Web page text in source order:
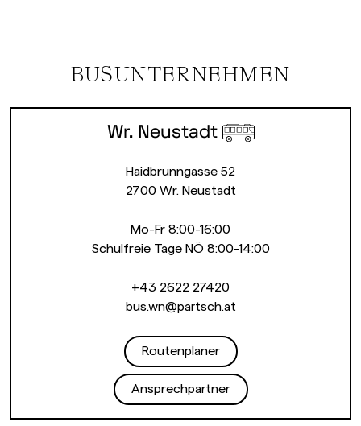
BUSUNTERNEHMEN
Wr. Neustadt
Haidbrunngasse 52
2700 Wr. Neustadt
Mo-Fr 8:00-16:00
Schulfreie Tage NÖ 8:00-14:00
+43 2622 27420
bus.wn@partsch.at
Routenplaner
Ansprechpartner